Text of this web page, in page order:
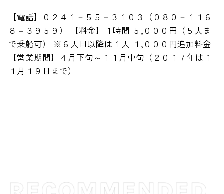
【電話】０２４１－５５－３１０３（０８０－１１６
８－３９５９） 【料金】１時間 ５,０００円（５人ま
で乗船可） ※６人目以降は１人 １,０００円追加料金
【営業期間】４月下旬～１１月中旬（２０１７年は１
１月１９日まで）